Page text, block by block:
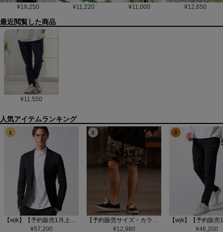
¥19,250 ¥11,220 ¥11,000 ¥12,650
最近閲覧した商品
¥11,550
1
【wjk】【予約販売1月上旬～中旬入荷】function knit jacket(jacquard check) ニットジャケット(207 mw08j)
¥57,200
2
【予約販売サイズ・カラーにより納期異なる】【CAMBIO(カンビオ)】Gobelin Short Pants ショートパンツ(CAM25SS-002)
¥12,980
3
¥46,200